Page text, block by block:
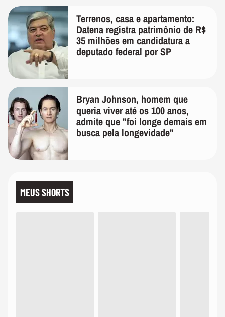
Terrenos, casa e apartamento:
Datena registra patrimônio de R$
35 milhões em candidatura a
deputado federal por SP
Bryan Johnson, homem que
queria viver até os 100 anos,
admite que "foi longe demais em
busca pela longevidade"
MEUS SHORTS